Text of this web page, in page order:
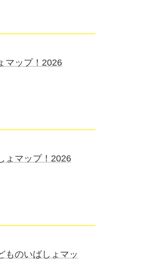
マップ！2026
ょマップ！2026
ものいばしょマッ